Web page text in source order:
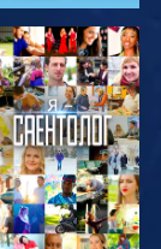
СМОТРЕТЬ